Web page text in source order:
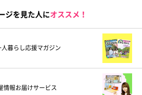
ジを見た人にオススメ！
暮らし応援マガジン
情報お届けサービス